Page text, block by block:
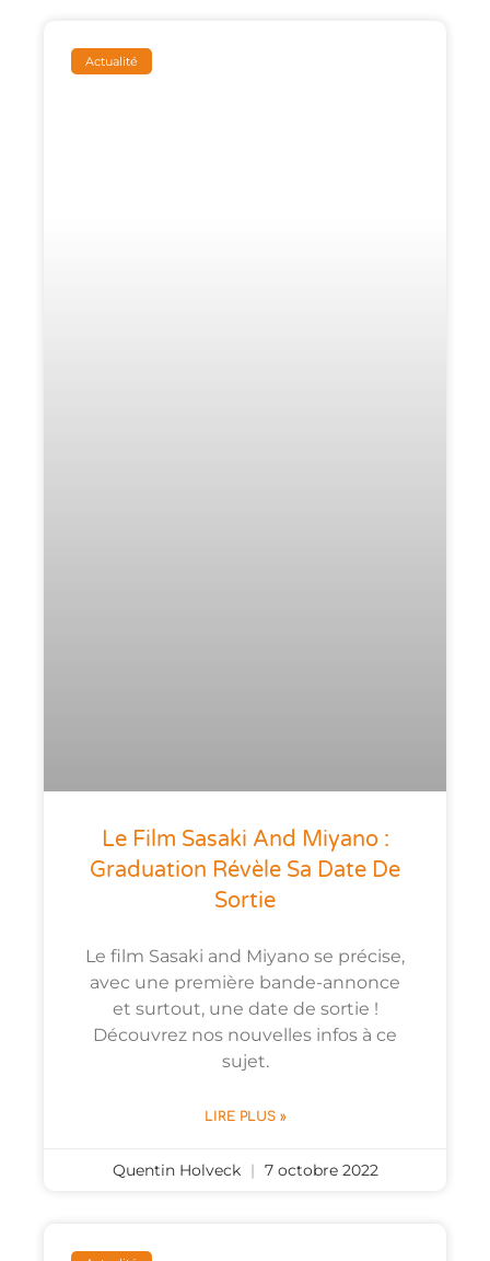
Actualité
Le Film Sasaki And Miyano :
Graduation Révèle Sa Date De
Sortie
Le film Sasaki and Miyano se précise,
avec une première bande-annonce
et surtout, une date de sortie !
Découvrez nos nouvelles infos à ce
sujet.
LIRE PLUS »
Quentin Holveck 7 octobre 2022